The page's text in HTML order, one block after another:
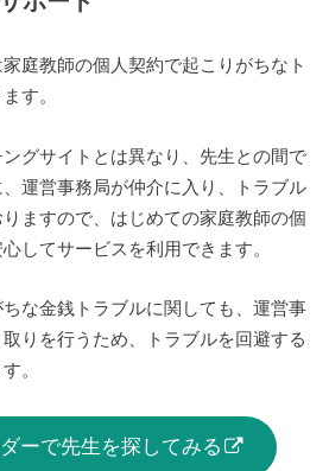
家庭教師の個人契約で起こりがちなト
す。
グサイトとは異なり、先生との間で
、運営事務局が仲介に入り、トラブル
ますので、はじめての家庭教師の個
してサービスを利用できます。
な金銭トラブルに関しても、運営事
りを行うため、トラブルを回避する
。
ーで先生を探してみる